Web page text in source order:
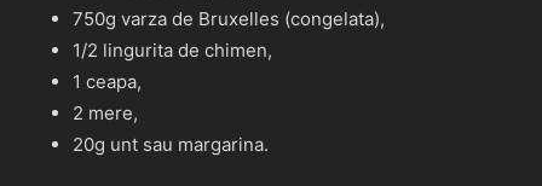
750g varza de Bruxelles (congelata),
1/2 lingurita de chimen,
1 ceapa,
2 mere,
20g unt sau margarina.